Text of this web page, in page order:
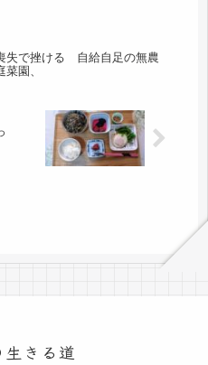
失で挫ける 自給自足の無農
菜園、
きる道